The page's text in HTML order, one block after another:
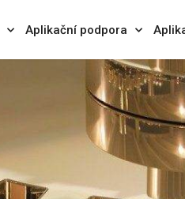
Aplikační podpora